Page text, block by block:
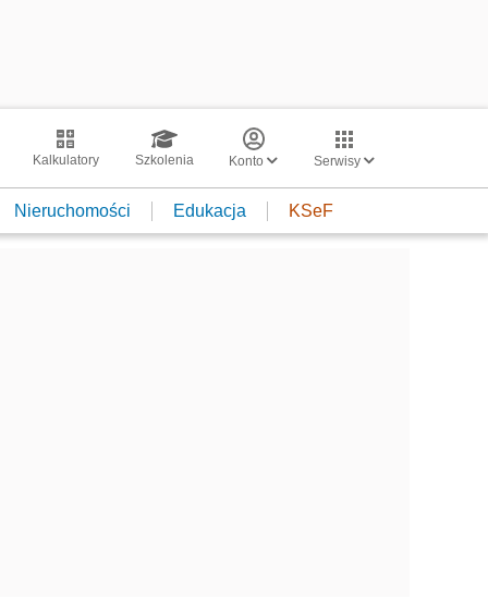
Kalkulatory Szkolenia Konto Serwisy
Nieruchomości Edukacja KSeF